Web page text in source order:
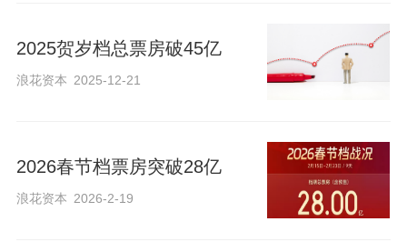
2025贺岁档总票房破45亿
浪花资本 2025-12-21
2026春节档票房突破28亿
浪花资本 2026-2-19